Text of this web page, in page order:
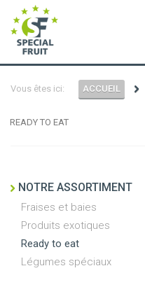
Vous êtes ici: ACCUEIL
READY TO EAT
NOTRE ASSORTIMENT
Fraises et baies
Produits exotiques
Ready to eat
Légumes spéciaux